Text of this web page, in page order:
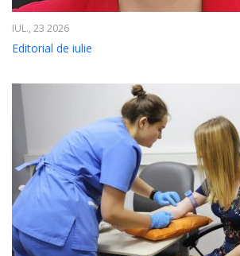
IUL., 23 2026
Editorial de iulie